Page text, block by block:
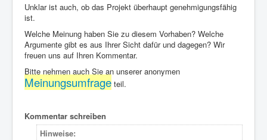
Unklar ist auch, ob das Projekt überhaupt genehmigungsfähig
ist.
Welche Meinung haben Sie zu diesem Vorhaben? Welche
Argumente gibt es aus Ihrer Sicht dafür und dagegen? Wir
freuen uns auf Ihren Kommentar.
Bitte nehmen auch Sie an unserer anonymen
Meinungsumfrage teil.
Kommentar schreiben
Hinweise: